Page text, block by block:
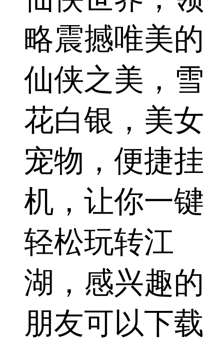
略震撼唯美的
仙侠之美，雪
花白银，美女
宠物，便捷挂
机，让你一键
轻松玩转江
湖，感兴趣的
朋友可以下载